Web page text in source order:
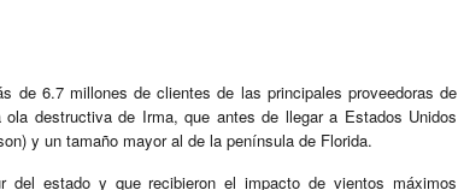
de 6.7 millones de clientes de las principales proveedoras de
destructiva de Irma, que antes de llegar a Estados Unidos
y un tamaño mayor al de la península de Florida.
estado y que recibieron el impacto de vientos máximos